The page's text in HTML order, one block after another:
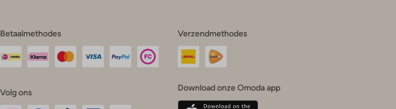
Betaalmethodes
Volg ons
Verzendmethodes
Download onze Omoda app